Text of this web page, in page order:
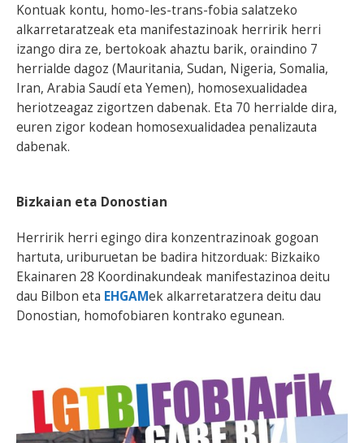
Kontuak kontu, homo-les-trans-fobia salatzeko
alkarretaratzeak eta manifestazinoak herririk herri
izango dira ze, bertokoak ahaztu barik, oraindino 7
herrialde dagoz (Mauritania, Sudan, Nigeria, Somalia,
Iran, Arabia Saudí eta Yemen), homosexualidadea
heriotzeagaz zigortzen dabenak. Eta 70 herrialde dira,
euren zigor kodean homosexualidadea penalizauta
dabenak.
Bizkaian eta Donostian
Herririk herri egingo dira konzentrazinoak gogoan
hartuta, uriburuetan be badira hitzorduak: Bizkaiko
Ekainaren 28 Koordinakundeak manifestazinoa deitu
dau Bilbon eta EHGAMek alkarretaratzera deitu dau
Donostian, homofobiaren kontrako egunean.